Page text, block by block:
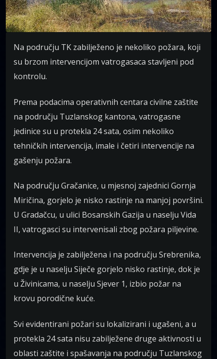
Na području TK zabilježeno je nekoliko požara, koji
su brzom intervencijom vatrogasaca stavljeni pod
kontrolu.
Prema podacima operativnih centara civilne zaštite
na području Tuzlanskog kantona, vatrogasne
jedinice su u protekla 24 sata, osim nekoliko
tehničkih intervencija, imale i četiri intervencije na
gašenju požara.
Na području Gračanice, u mjesnoj zajednici Gornja
Miričina, gorjelo je nisko rastinje na manjoj površini.
U Gradačcu, u ulici Bosanskih Gazija u naselju Vida
II, vatrogasci su intervenisali zbog požara piljevine.
Intervencija je zabilježena i na području Srebrenika,
gdje je u naselju Siječe gorjelo nisko rastinje, dok je
u Živinicama, u naselju Sjever 1, izbio požar na
krovu porodične kuće.
Svi evidentirani požari su lokalizirani i ugašeni, a u
protekla 24 sata nisu zabilježene druge aktivnosti u
oblasti zaštite i spašavanja na području Tuzlanskog